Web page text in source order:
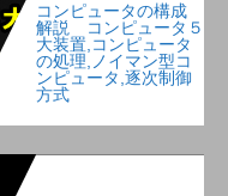
コンピュータの構成
解説 コンピュータ５
大装置,コンピュータ
の処理,ノイマン型コ
ンピュータ,逐次制御
方式